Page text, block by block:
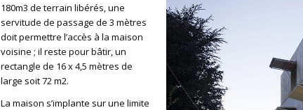
180m3 de terrain libérés, une
servitude de passage de 3 mètres
doit permettre l’accès à la maison
voisine ; il reste pour bâtir, un
rectangle de 16 x 4,5 mètres de
large soit 72 m2.
La maison s’implante sur une limite